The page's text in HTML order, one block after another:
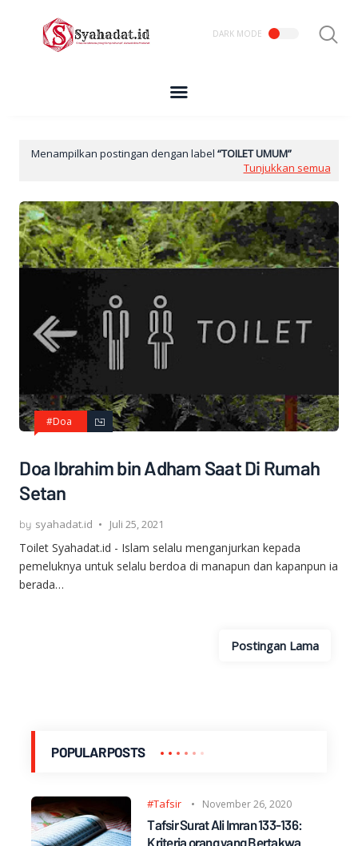
Menampilkan postingan dengan label TOILET UMUM
Tunjukkan semua
#Doa
Doa Ibrahim bin Adham Saat Di Rumah
Setan
syahadat.id Juli 25, 2021
Toilet Syahadat.id - Islam selalu menganjurkan kepada
pemeluknya untuk selalu berdoa di manapun dan kapanpun ia
berada…
Postingan Lama
POPULAR POSTS
#Tafsir November 26, 2020
Tafsir Surat Ali Imran 133-136:
Kriteria orang yang Bertakwa